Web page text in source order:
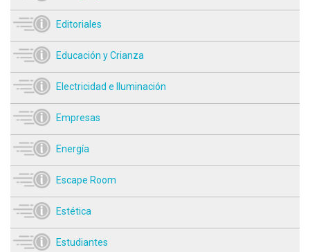
Editoriales
Educación y Crianza
Electricidad e Iluminación
Empresas
Energía
Escape Room
Estética
Estudiantes